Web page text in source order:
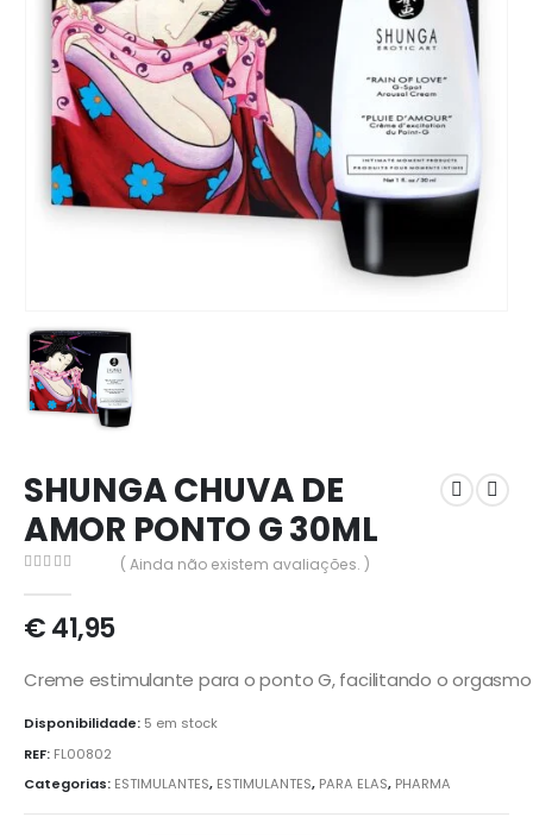
SHUNGA CHUVA DE
AMOR PONTO G 30ML
( Ainda não existem avaliações. )
€41,95
Creme estimulante para o ponto G, facilitando o
Disponibilidade: 5 em stock
REF: FL00802
Categorias: ESTIMULANTES, ESTIMULANTES, PARA ELAS, PHARMA